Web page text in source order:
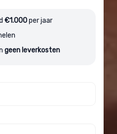
€1.000per jaar
geen leverkosten